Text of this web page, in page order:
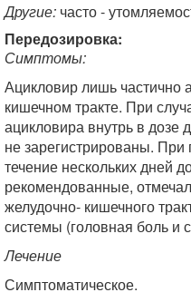
Другие: часто -
Передозировка:
Симптомы:
Ацикловир лишь частично
кишечном тракте. При
ацикловира внутрь в дозе
не зарегистрированы.
течение нескольких дней
рекомендованные,
желудочно- кишечного
системы (головная боль и
Лечение
Симптоматическое.